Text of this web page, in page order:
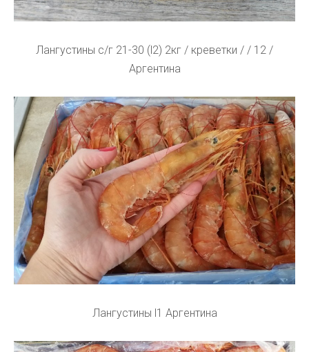
Лангустины с/г 21-30 (l2) 2кг / креветки / / 12 /
Аргентина
Лангустины l1 Аргентина